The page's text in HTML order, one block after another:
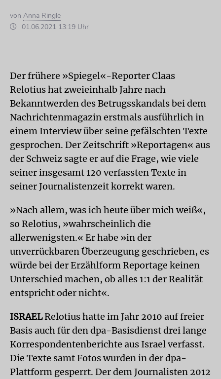
von Anna Ringle
01.06.2021 13:19 Uhr
Der frühere »Spiegel«-Reporter Claas
Relotius hat zweieinhalb Jahre nach
Bekanntwerden des Betrugsskandals bei dem
Nachrichtenmagazin erstmals ausführlich in
einem Interview über seine gefälschten Texte
gesprochen. Der Zeitschrift »Reportagen« aus
der Schweiz sagte er auf die Frage, wie viele
seiner insgesamt 120 verfassten Texte in
seiner Journalistenzeit korrekt waren.
»Nach allem, was ich heute über mich weiß«,
so Relotius, »wahrscheinlich die
allerwenigsten.« Er habe »in der
unverrückbaren Überzeugung geschrieben, es
würde bei der Erzählform Reportage keinen
Unterschied machen, ob alles 1:1 der Realität
entspricht oder nicht«.
ISRAELRelotius hatte im Jahr 2010 auf freier
Basis auch für den dpa-Basisdienst drei lange
Korrespondentenberichte aus Israel verfasst.
Die Texte samt Fotos wurden in der dpa-
Plattform gesperrt. Der dem Journalisten 2012